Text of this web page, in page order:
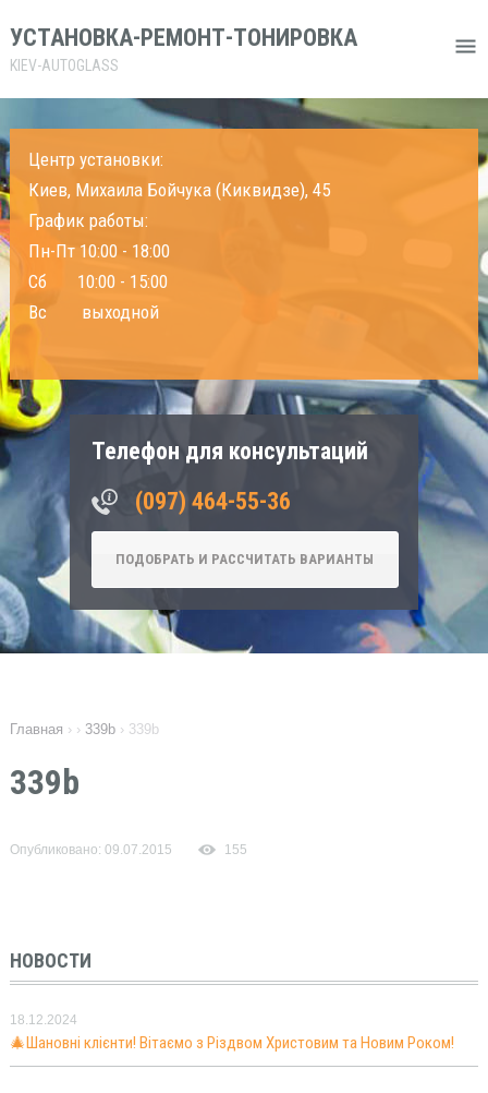
УСТАНОВКА-РЕМОНТ-ТОНИРОВКА
KIEV-AUTOGLASS
Центр установки:
Киев, Михаила Бойчука (Киквидзе), 45
График работы:
Пн-Пт 10:00 - 18:00
Сб 10:00 - 15:00
Вс выходной
Телефон для консультаций
‎(097) 464-55-36
ПОДОБРАТЬ И РАССЧИТАТЬ ВАРИАНТЫ
Главная › › 339b› 339b
339b
Опубликовано: 09.07.2015 155
НОВОСТИ
18.12.2024
🎄Шановні клієнти! Вітаємо з Різдвом Христовим та Новим Роком!